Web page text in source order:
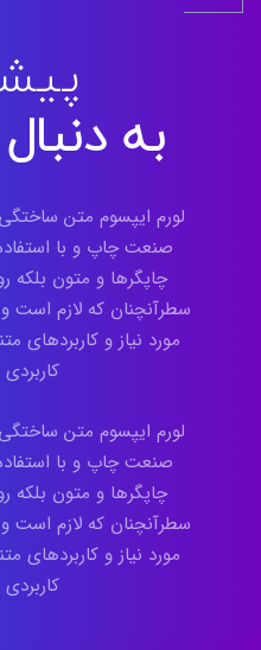
به
لورم ایپسوم متن ساختگی
صنعت چاپ و با
چاپگرها و متون بلکه
سطرآنچنان که لازم است و
مورد نیاز و کاربردهای
کاربردی
لورم ایپسوم متن ساختگی
صنعت چاپ و با
چاپگرها و متون بلکه
سطرآنچنان که لازم است و
مورد نیاز و کاربردهای
کاربردی